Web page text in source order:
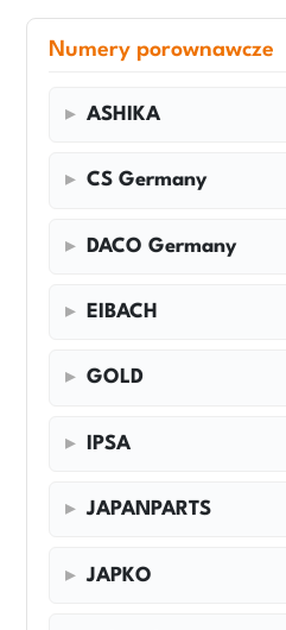
Numery porownawcze
ASHIKA
CS Germany
DACO Germany
EIBACH
GOLD
IPSA
JAPANPARTS
JAPKO